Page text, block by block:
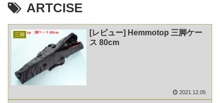
ARTCISE
三脚
[レビュー] Hemmotop 三脚ケー
ス 80cm
2021.12.05